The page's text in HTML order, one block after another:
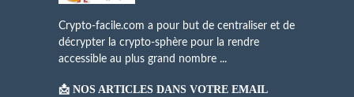
Crypto-facile.com a pour but de centraliser et de
décrypter la crypto-sphère pour la rendre
accessible au plus grand nombre ...
📩 NOS ARTICLES DANS VOTRE EMAIL